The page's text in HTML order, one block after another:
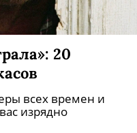
20
всех времен и
изрядно